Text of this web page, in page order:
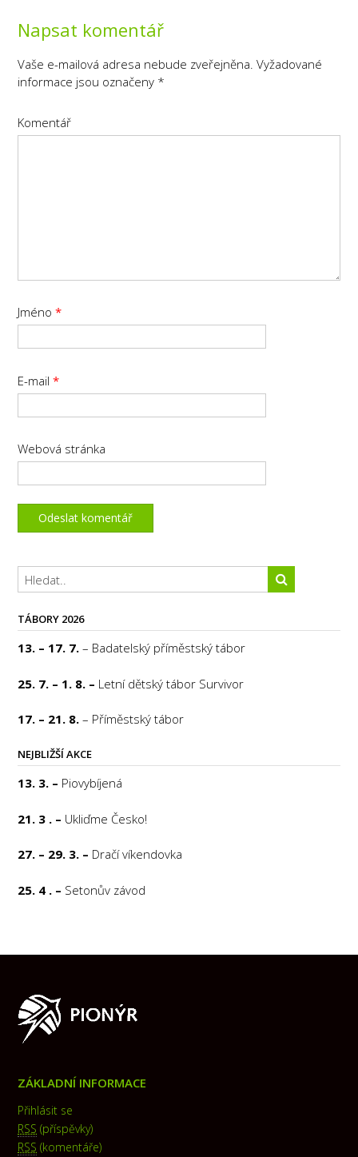
Napsat komentář
Vaše e-mailová adresa nebude zveřejněna. Vyžadované
informace jsou označeny *
Komentář
Jméno *
E-mail *
Webová stránka
TÁBORY 2026
13. – 17. 7. – Badatelský příměstský tábor
25. 7. – 1. 8. – Letní dětský tábor Survivor
17. – 21. 8. – Příměstský tábor
NEJBLIŽŠÍ AKCE
13. 3. – Piovybíjená
21. 3 . – Ukliďme Česko!
27. – 29. 3. – Dračí víkendovka
25. 4 . – Setonův závod
ZÁKLADNÍ INFORMACE
Přihlásit se
RSS (příspěvky)
RSS (komentáře)